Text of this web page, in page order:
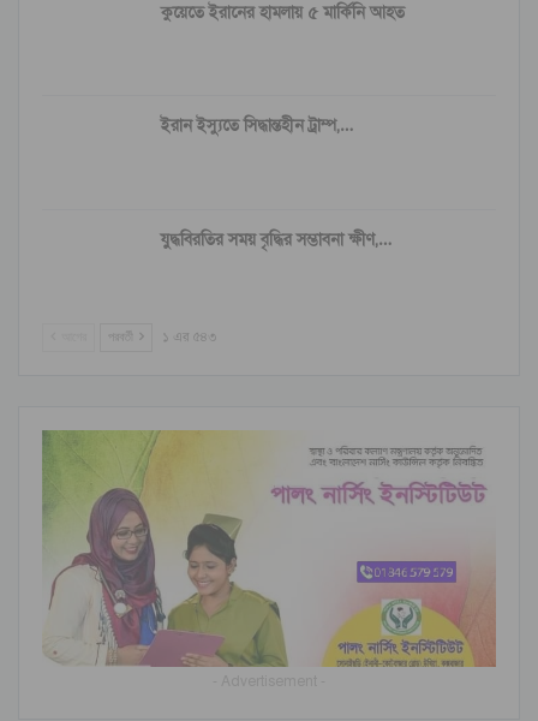
কুয়েতে ইরানের হামলায় ৫ মার্কিনি আহত
ইরান ইস্যুতে সিদ্ধান্তহীন ট্রাম্প,…
যুদ্ধবিরতির সময় বৃদ্ধির সম্ভাবনা ক্ষীণ,…
পরবর্তী ১ এর ৫৪৩